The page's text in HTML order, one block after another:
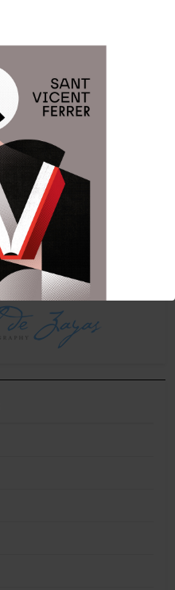
Siguiente:
Mª José Llorens en
la exposición del
Centenario de la
R.Hdad.de la Santa
Faz